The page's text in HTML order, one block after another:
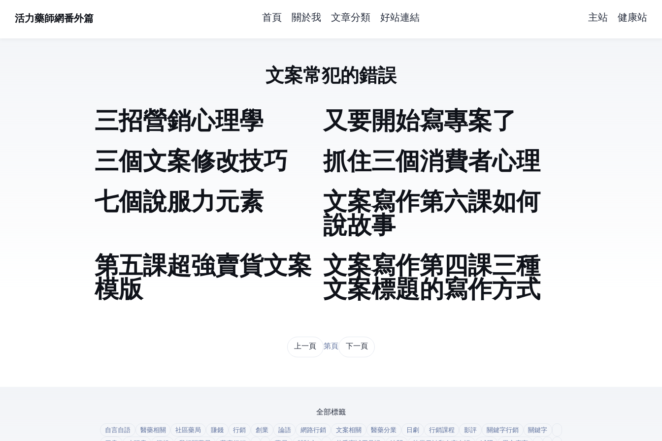
活力藥師網番外篇 首頁 關於我 文章分類 好站連結 主站 健康站
文案常犯的錯誤
三招營銷心理學
又要開始寫專案了
三個文案修改技巧
抓住三個消費者心理
七個說服力元素
文案寫作第六課如何
說故事
第五課超強賣貨文案
模版
文案寫作第四課三種
文案標題的寫作方式
上一頁 第 2 / 43 頁 下一頁
全部標籤
自言自語 醫藥相關 社區藥局 賺錢 行銷 創業 論語 網路行銷 文案相關 醫藥分業 日劇 行銷課程 影評 關鍵字行銷
關鍵字